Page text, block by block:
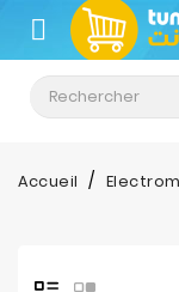
CATÉGORIE
Climatisation
Informatique
Tablette
Accueil